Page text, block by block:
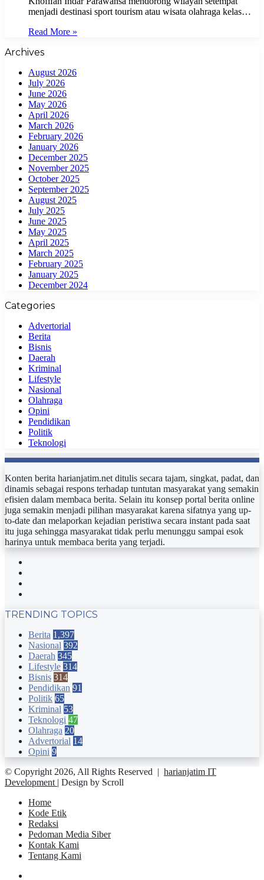
menjadi destinasi sport tourism atau wisata olahraga kelas…
Read More »
Archives
August 2026
July 2026
June 2026
May 2026
April 2026
March 2026
February 2026
January 2026
December 2025
November 2025
October 2025
September 2025
August 2025
July 2025
June 2025
May 2025
April 2025
March 2025
February 2025
January 2025
December 2024
Categories
Advertorial
Berita
Bisnis
Daerah
Kriminal
Lifestyle
Nasional
Olahraga
Opini
Pendidikan
Politik
Teknologi
Konten berita harianjatim.net ditulis secara tajam, singkat, padat, dan
dinamis sebagai respons terhadap tuntutan masyarakat yang semakin
efisien dalam membaca berita. Selain itu konsep portal berita online
juga semakin menjadi pilihan masyarakat karena sifatnya yang up-
to-date dan melaporkan kejadian peristiwa secara instant pada saat
itu juga sehingga masyarakat tidak perlu menunggu sampai esok
harinya untuk membaca berita yang terjadi.
TRENDING TOPICS
Berita 1,397
Nasional 392
Daerah 345
Lifestyle 314
Bisnis 314
Pendidikan 91
Politik 65
Kriminal 53
Teknologi 47
Olahraga 20
Advertorial 14
Opini 9
© Copyright 2026, All Rights Reserved | harianjatim IT
Development | Design by Scroll
Home
Kode Etik
Redaksi
Pedoman Media Siber
Kontak Kami
Tentang Kami